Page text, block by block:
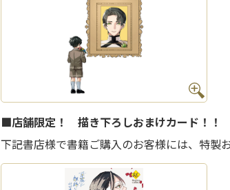
■店舗限定！ 描き下ろしおまけカード！！
下記書店様で書籍ご購入のお客様には、特製